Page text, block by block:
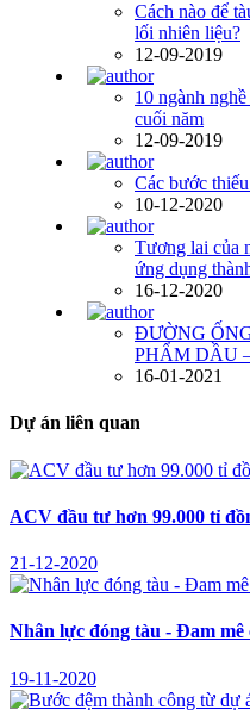
Cách nào để
lối nhiên liệu?
12-09-2019
10 ngành
cuối năm
12-09-2019
Các bước
10-12-2020
Tương lai của
ứng dụng
16-12-2020
ĐƯỜNG
PHẨM DẦU
16-01-2021
Dự án liên quan
ACV đầu tư hơn 99.000 tỉ
21-12-2020
Nhân lực đóng tàu - Đam
19-11-2020